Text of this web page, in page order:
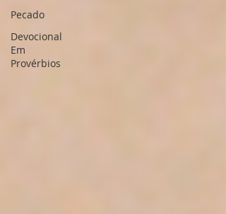
Pecado
Devocional
Em
Provérbios